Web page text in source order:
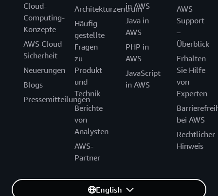
Cloud-
Computing-
Konzepte
AWS Cloud
Sicherheit
Neuerungen
Blogs
Pressemitteilungen
Architekturzentrum
Häufig
gestellte
Fragen
zu
Produkt
und
Technik
Berichte
von
Analysten
AWS-
Partner
in AWS
Java in
AWS
PHP in
AWS
JavaScript
in AWS
AWS
Support
–
Überblick
Erhalten
Sie Hilfe
von
Experten
bei AWS
Rechtlicher
Hinweis
English